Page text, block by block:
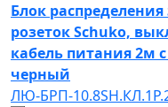
Блок
розеток Schuko,
кабель питания 2м с
черный
ЛЮ-БРП-